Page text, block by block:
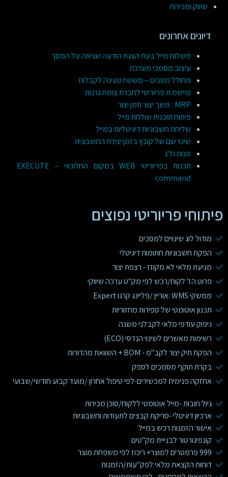
שיווק ומכירות
דיונים אחרונים
משלוח מייל בעת הצגת הודעה שגיאה על המסך
עיצוב מסמכי מערכת
מחולל מסכים – משטח טעינה לקבלות
מיישמ.ת פריוריטי לחברת צומח גרנות
MRP : משך יצור וזמן יצור
פיתוח תוכנית שולחת מייל
שליחת חשבוניות דיגיטליות במייל
שינוי שם של קובץ בזמן יצירת החשבונית
מנות ח"ג
תכנות בפריוריטי WEB במקום החלונאי – EXECUTE
command
פיתוחי פריוריטי נפוצים
מודול לוג שינויים למסכים
הפקת חשבוניות חתומות דיגיטלי
מניעת מלאי לא מקוזז - רצפת יצור
פרוט הז' לקוח/רכש לפי מק"ט ערכה שיווקי
ממשקי WMS :אוריין /פליינג קרגו Expert
תכנון אוטומטי של ספירות מחזוריות
ניפוק עודפי מלאי לקבלני משנה
רשימות מאשרים לשינוי הנדסי (ECO)
הפקת תיק יצור לקב"מ - BOM + השוואת מהדורות
בקרת תוקף מסמכים לספק
אחזקה פנימית למכשירים-לפי טיפול אחרון /מועד קבוע חודשי/שבועי
גיול חובות -מייל אוטומטי ללקוח/סוכן מכירות
ארכיון דיגיטלי -סריקת קבצים לתעודות וחשבוניות
אישור הזמנות רכש במייל
קונפיגורטור לבנייית מק"טים
999 פרמטרים למוצר+ ריכוז לפי משפחת מוצר
דוחות הקצאת מלאי לפק"עות/הזמנות